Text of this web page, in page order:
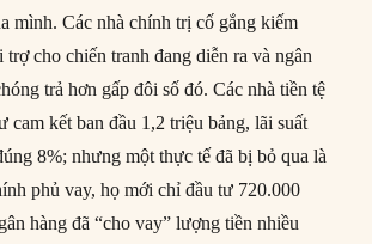
mình. Các nhà chính trị cố gắng kiếm
trợ cho chiến tranh đang diễn ra và ngân
trả hơn gấp đôi số đó. Các nhà tiền tệ
cam kết ban đầu 1,2 triệu bảng, lãi suất
8%; nhưng một thực tế đã bị bỏ qua là
phủ vay, họ mới chỉ đầu tư 720.000
hàng đã “cho vay” lượng tiền nhiều